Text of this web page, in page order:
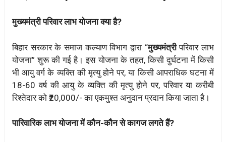
मुख्यमंत्री परिवार लाभ योजना क्या है?
बिहार सरकार के समाज कल्याण विभाग द्वारा “मुख्यमंत्रीपरिवार लाभ
योजना” शुरू की गई है। इस योजना के तहत, किसी दुर्घटना में किसी
भी आयु वर्ग के व्यक्ति की मृत्यु होने पर, या किसी आपराधिक घटना में
18-60 वर्ष की आयु के व्यक्ति की मृत्यु होने पर, परिवार या करीबी
रिश्तेदार को ₹20,000/- का एकमुश्त अनुदान प्रदान किया जाता है।
पारिवारिक लाभ योजना में कौन-कौन से कागज लगते हैं?